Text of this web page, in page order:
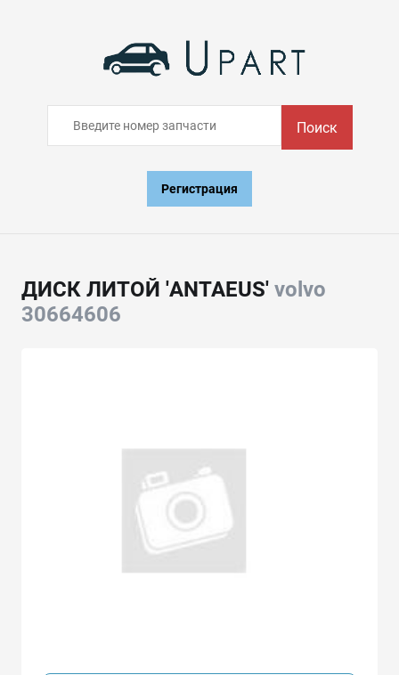
Поиск
Регистрация
ДИСК ЛИТОЙ 'ANTAEUS' volvo
30664606